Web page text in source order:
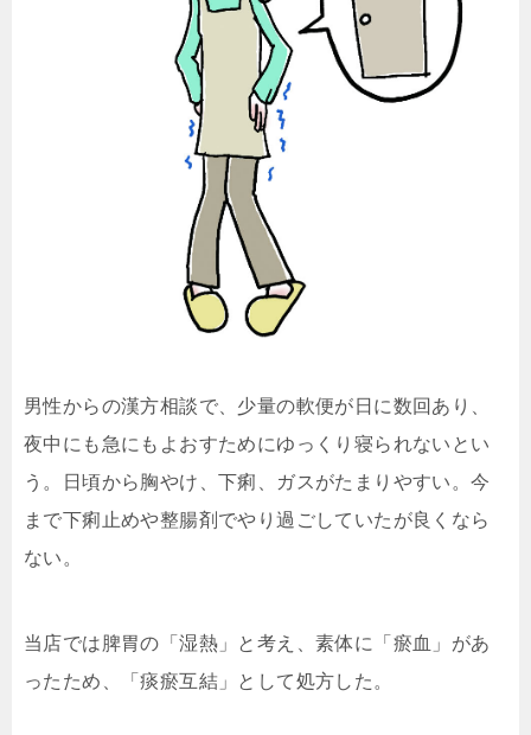
男性からの漢方相談で、少量の軟便が日に数回あり、
夜中にも急にもよおすためにゆっくり寝られないとい
う。日頃から胸やけ、下痢、ガスがたまりやすい。今
まで下痢止めや整腸剤でやり過ごしていたが良くなら
ない。
当店では脾胃の「湿熱」と考え、素体に「瘀血」があ
ったため、「痰瘀互結」として処方した。